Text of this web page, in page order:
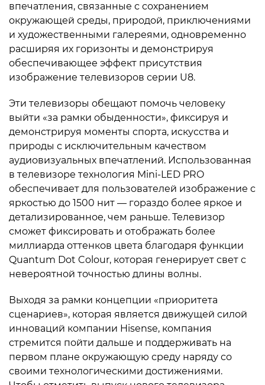
впечатления, связанные с сохранением
окружающей среды, природой, приключениями
и художественными галереями, одновременно
расширяя их горизонты и демонстрируя
обеспечивающее эффект присутствия
изображение телевизоров серии U8.
Эти телевизоры обещают помочь человеку
выйти «за рамки обыденности», фиксируя и
демонстрируя моменты спорта, искусства и
природы с исключительным качеством
аудиовизуальных впечатлений. Использованная
в телевизоре технология Mini-LED PRO
обеспечивает для пользователей изображение с
яркостью до 1500 нит — гораздо более яркое и
детализированное, чем раньше. Телевизор
сможет фиксировать и отображать более
миллиарда оттенков цвета благодаря функции
Quantum Dot Colour, которая генерирует свет с
невероятной точностью длины волны.
Выходя за рамки концепции «приоритета
сценариев», которая является движущей силой
инноваций компании Hisense, компания
стремится пойти дальше и поддерживать на
первом плане окружающую среду наряду со
своими технологическими достижениями.